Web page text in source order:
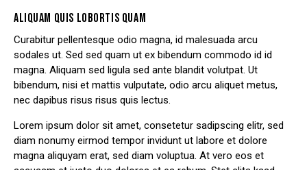
ALIQUAM QUIS LOBORTIS QUAM
Curabitur pellentesque odio magna, id malesuada arcu
sodales ut. Sed sed quam ut ex bibendum commodo id id
magna. Aliquam sed ligula sed ante blandit volutpat. Ut
bibendum, nisi et mattis vulputate, odio arcu aliquet metus,
nec dapibus risus risus quis lectus.
Lorem ipsum dolor sit amet, consetetur sadipscing elitr, sed
diam nonumy eirmod tempor invidunt ut labore et dolore
magna aliquyam erat, sed diam voluptua. At vero eos et